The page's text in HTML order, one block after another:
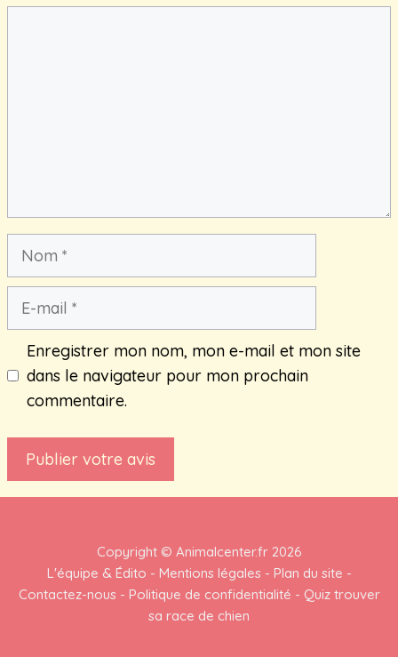
Nom
Enregistrer mon nom, mon e-mail et mon site
dans le navigateur pour mon prochain
commentaire.
Copyright © Animalcenter.fr 2026
L'équipe & Édito - Mentions légales - Plan du site -
Contactez-nous - Politique de confidentialité - Quiz trouver
sa race de chien